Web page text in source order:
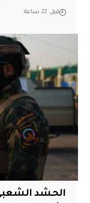
قبل 22 ساعة
الحشد الشعبي